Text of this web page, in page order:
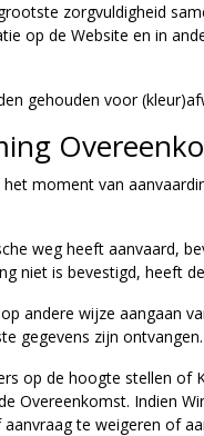
zorgvuldigheid
op de Website en in
gehouden voor
moment van
weg heeft aanvaard,
niet is bevestigd, heeft
andere wijze aangaan
gegevens zijn ontvangen.
op de hoogte stellen
Overeenkomst. Indien
te weigeren of